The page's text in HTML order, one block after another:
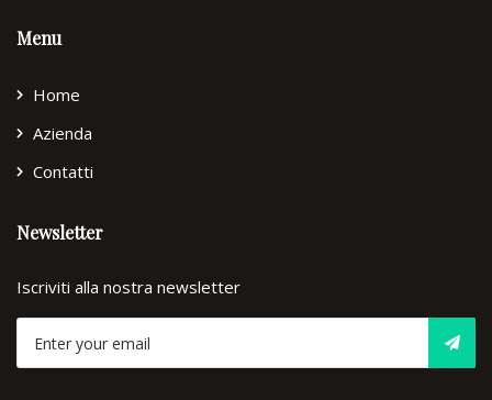
Menu
Home
Azienda
Contatti
Newsletter
Iscriviti alla nostra newsletter